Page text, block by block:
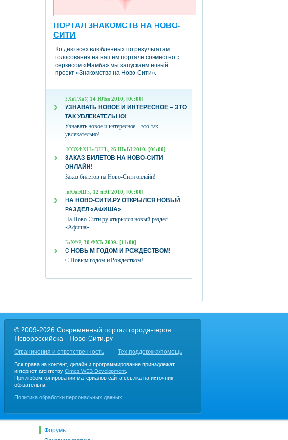
ПОРТАЛ ЗНАКОМСТВ НА НОВО-
СИТИ
Ко дню всех влюбленных по результатам
голосования на нашем портале совместно с
сервисом «Мамба» мы запускаем новый
проект «Знакомства на Ново-Сити».
ЗХвТХаУ, 14 ЮЪв 2010, [00:00]
УЗНАВАТЬ НОВОЕ И ИНТЕРЕСНОЕ – ЭТО
ТАК УВЛЕКАТЕЛЬНО!
Узнавать новое и интересное – это так
увлекательно!
їЮЭХФХЫмЭШЪ, 26 ШоЫ 2010, [00:00]
ЗАКАЗ БИЛЕТОВ НА НОВО-СИТИ
ОНЛАЙН!
Заказ билетов на Ново-Сити онлайн!
ІвЮаЭШЪ, 12 пЭТ 2010, [00:00]
НА НОВО-СИТИ.РУ ОТКРЫЛСЯ НОВЫЙ
РАЗДЕЛ «АФИША»
На Ново-Сити.ру открылся новый раздел
«Афиша»
БаХФР, 30 ФХЪ 2009, [11:00]
С НОВЫМ ГОДОМ И РОЖДЕСТВОМ!
С Новым годом и Рождеством!
© 2009-2026 Современный портал города-героя
Новороссийска - Ново-Сити.ру
Ограничения и ответственность Тех.поддержка/помощь
Все права на контент, дизайн и программирование принадлежат
интернет-агентству Cimes WEB Development
При любом копировании материалов сайта ссылка на источник
обязательна.
Политика обработки персональных данных
Форумы